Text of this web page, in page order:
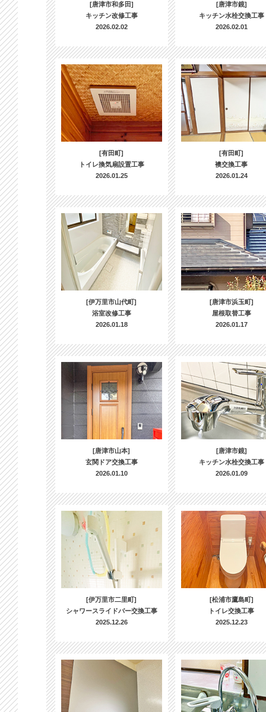
[唐津市和多田]
キッチン改修工事
2026.02.02
[唐津市鏡]
キッチン水栓交換工事
2026.02.01
[有田町]
トイレ換気扇設置工事
2026.01.25
[有田町]
襖交換工事
2026.01.24
[伊万里市山代町]
浴室改修工事
2026.01.18
[唐津市浜玉町]
屋根取替工事
2026.01.17
[唐津市山本]
玄関ドア交換工事
2026.01.10
[唐津市鏡]
キッチン水栓交換工事
2026.01.09
[伊万里市二里町]
シャワースライドバー交換工事
2025.12.26
[松浦市鷹島町]
トイレ交換工事
2025.12.23